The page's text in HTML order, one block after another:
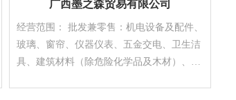
广西墨之森贸易有限公司
经营范围： 批发兼零售：机电设备及配件、
玻璃、窗帘、仪器仪表、五金交电、卫生洁
具、建筑材料（除危险化学品及木材）、电